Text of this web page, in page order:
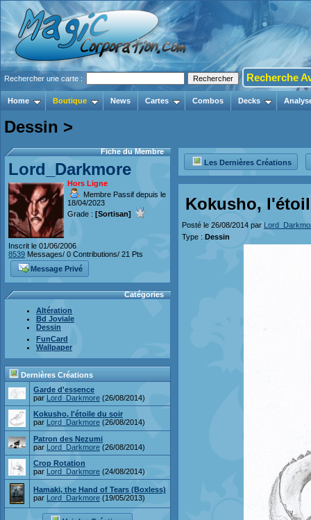
Rechercher une carte : Recherche
Home Boutique News Cartes Combos Decks
Dessin >
Fiche du Membre
Lord_Darkmore
Hors Ligne
Membre Passif depuis le
18/04/2023
Grade : [Sortisan]
Inscrit le 01/06/2006
8539 Messages/ 0 Contributions/ 21 Pts
Message Privé
Catégories
Altération
Bd Joviale
Dessin
FunCard
Wallpaper
Dernières Créations
Garde d'essence
par Lord_Darkmore (26/08/2014)
Kokusho, l'étoile du soir
par Lord_Darkmore (26/08/2014)
Patron des Nezumi
par Lord_Darkmore (26/08/2014)
Crop Rotation
par Lord_Darkmore (24/08/2014)
Hamaki, the Hand of Tears (Boxless)
par Lord_Darkmore (19/05/2013)
Les Dernières Créations
Kokusho,
Posté le 26/08/2014 par
Type : Dessin